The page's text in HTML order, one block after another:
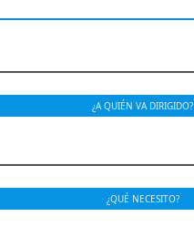
¿A QUIÉN VA DIRIGIDO?
¿QUÉ NECESITO?